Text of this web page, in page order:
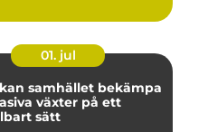
01. jul
samhället bekämpa
växter på ett
sätt